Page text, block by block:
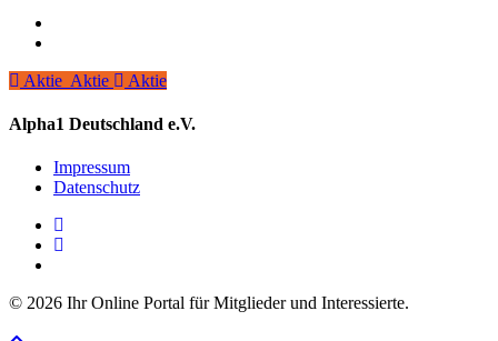
Aktie
Aktie Aktie Aktie
Alpha1 Deutschland e.V.
Impressum
Datenschutz
linkedin
instagram
© 2026 Ihr Online Portal für Mitglieder und Interessierte.